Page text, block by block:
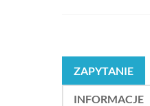
ZAPYTANIE
INFORMACJE